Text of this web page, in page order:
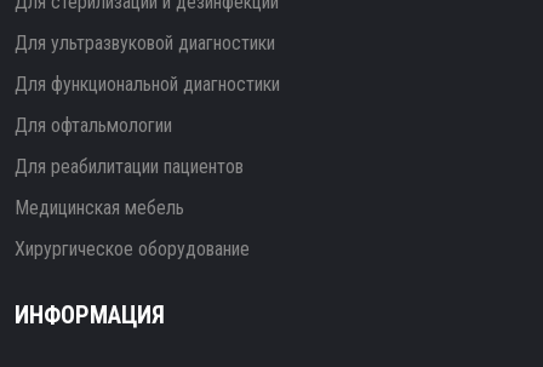
Для ультразвуковой диагностики
Для функциональной диагностики
Для офтальмологии
Для реабилитации пациентов
Медицинская мебель
Хирургическое оборудование
ИНФОРМАЦИЯ